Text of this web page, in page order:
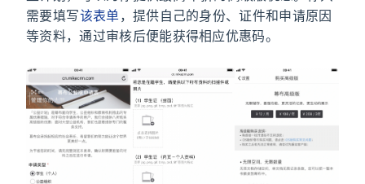
需要填写该表单，提供自己的身份、证件和申请原因
等资料，通过审核后便能获得相应优惠码。